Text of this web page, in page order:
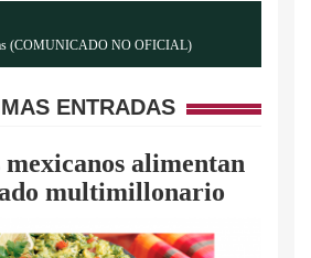
(COMUNICADO NO OFICIAL)
ENTRADAS
mexicanos alimentan
multimillonario